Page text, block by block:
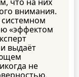
внимания.
системном
«эффектом
выдаёт
не